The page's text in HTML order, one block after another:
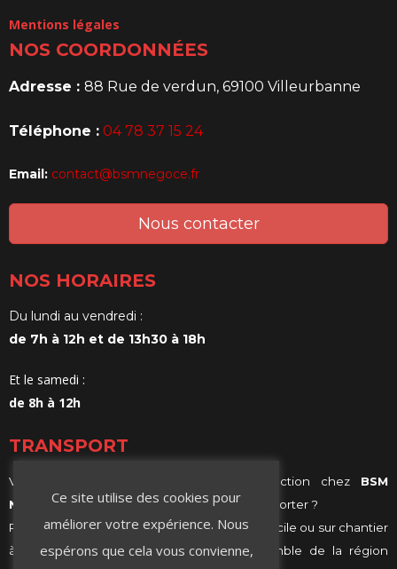
Mentions légales
NOS COORDONNÉES
Adresse : 88 Rue de verdun, 69100 Villeurbanne
Téléphone : 04 78 37 15 24
Email: contact@bsmnegoce.fr
Nous contacter
NOS HORAIRES
Du lundi au vendredi :
de 7h à 12h et de 13h30 à 18h
Et le samedi :
de 8h à 12h
TRANSPORT
Vous achetez vos matériaux de construction chez BSM
Negoceet vous ne savez comment les transporter ?
Profitez de notre services de livraison, à domicile ou sur chantier
à Villeurbanne, Lyon ou même sur l’ensemble de la région
Ce site utilise des cookies pour
améliorer votre expérience. Nous
espérons que cela vous convienne,